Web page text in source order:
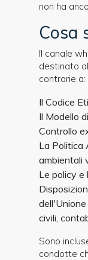
non ha
Cosa
Il canale
destinato
contrarie a:
Il Codice
Il Modello
Controllo
La Politica
ambientali
Le policy e
civili,
Sono
condotte